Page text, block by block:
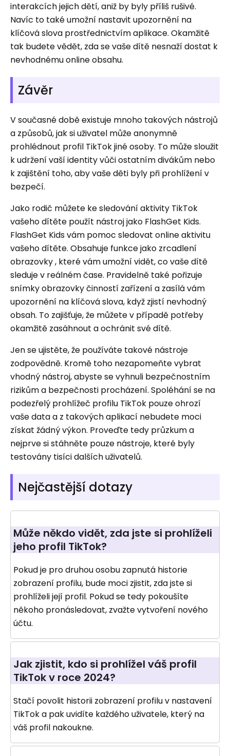
interakcích jejich dětí, aniž by byly příliš rušivé.
Navíc to také umožní nastavit upozornění na
klíčová slova prostřednictvím aplikace. Okamžitě
tak budete vědět, zda se vaše dítě nesnaží dostat k
nevhodnému online obsahu.
Závěr
V současné době existuje mnoho takových nástrojů
a způsobů, jak si uživatel může anonymně
prohlédnout profil TikTok jiné osoby. To může sloužit
k udržení vaší identity vůči ostatním divákům nebo
k zajištění toho, aby vaše děti byly při prohlížení v
bezpečí.
Jako rodič můžete ke sledování aktivity TikTok
vašeho dítěte použít nástroj jako FlashGet Kids.
FlashGet Kids vám pomoc sledovat online aktivitu
vašeho dítěte. Obsahuje funkce jako zrcadlení
obrazovky , které vám umožní vidět, co vaše dítě
sleduje v reálném čase. Pravidelně také pořizuje
snímky obrazovky činností zařízení a zasílá vám
upozornění na klíčová slova, když zjistí nevhodný
obsah. To zajišťuje, že můžete v případě potřeby
okamžitě zasáhnout a ochránit své dítě.
Jen se ujistěte, že používáte takové nástroje
zodpovědně. Kromě toho nezapomeňte vybrat
vhodný nástroj, abyste se vyhnuli bezpečnostním
rizikům a bezpečnosti procházení. Spoléhání se na
podezřelý prohlížeč profilu TikTok pouze ohrozí
vaše data a z takových aplikací nebudete moci
získat žádný výkon. Proveďte tedy průzkum a
nejprve si stáhněte pouze nástroje, které byly
testovány tisíci dalších uživatelů.
Nejčastější dotazy
Může někdo vidět, zda jste si prohlíželi
jeho profil TikTok?
Pokud je pro druhou osobu zapnutá historie
zobrazení profilu, bude moci zjistit, zda jste si
prohlíželi její profil. Pokud se tedy pokoušíte
někoho pronásledovat, zvažte vytvoření nového
účtu.
Jak zjistit, kdo si prohlížel váš profil
TikTok v roce 2024?
Stačí povolit historii zobrazení profilu v nastavení
TikTok a pak uvidíte každého uživatele, který na
váš profil nakoukne.